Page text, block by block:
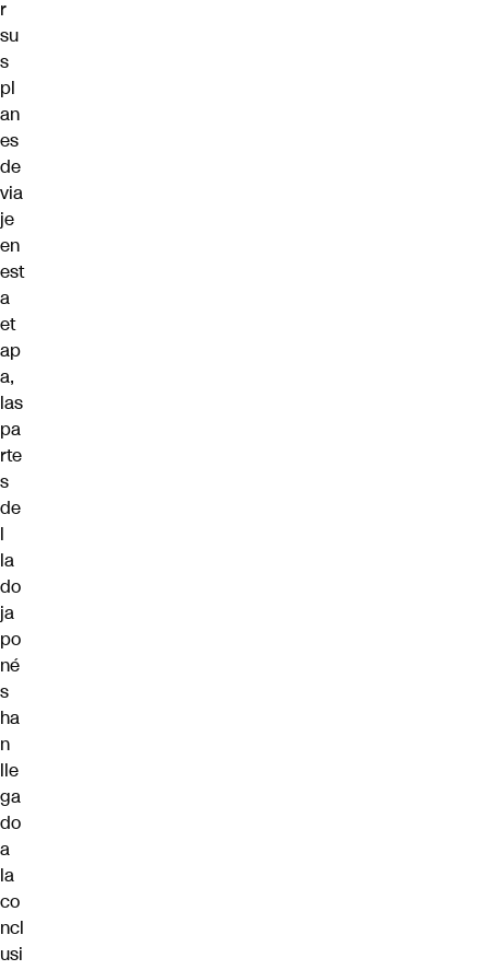
r
su
s
pl
an
es
de
via
je
en
est
a
et
ap
a,
las
pa
rte
s
de
l
la
do
ja
po
né
s
ha
n
lle
ga
do
a
la
co
ncl
usi